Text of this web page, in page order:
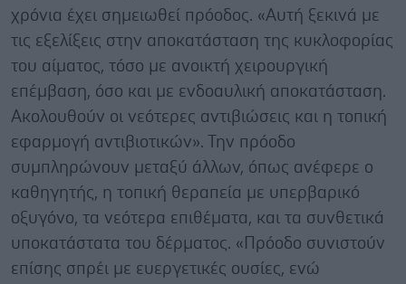
χρόνια έχει σημειωθεί πρόοδος. «Αυτή ξεκινά με
τις εξελίξεις στην αποκατάσταση της κυκλοφορίας
του αίματος, τόσο με ανοικτή χειρουργική
επέμβαση, όσο και με ενδοαυλική αποκατάσταση.
Ακολουθούν οι νεότερες αντιβιώσεις και η τοπική
εφαρμογή αντιβιοτικών». Την πρόοδο
συμπληρώνουν μεταξύ άλλων, όπως ανέφερε ο
καθηγητής, η τοπική θεραπεία με υπερβαρικό
οξυγόνο, τα νεότερα επιθέματα, και τα συνθετικά
υποκατάστατα του δέρματος. «Πρόοδο συνιστούν
επίσης σπρέι με ευεργετικές ουσίες, ενώ